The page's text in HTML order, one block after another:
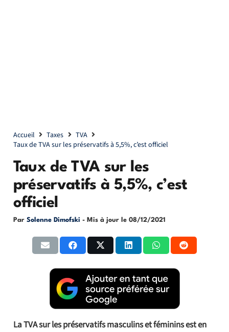
Accueil Taxes
TVA
Taux de TVA sur les préservatifs à 5,5%, c’est officiel
Taux de TVA sur les
préservatifs à 5,5%, c’est
officiel
Par Solenne Dimofski - Mis à jour le 08/12/2021
La TVA sur les préservatifs masculins et féminins est en